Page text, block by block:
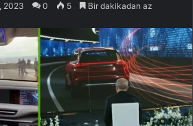
2023 0 5 Bir dakikadan az